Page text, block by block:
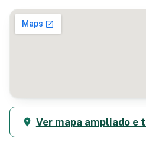
Ver mapa ampliado e